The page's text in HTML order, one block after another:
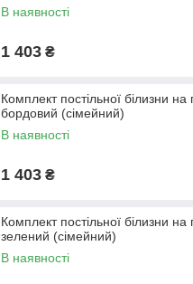
В наявності
1 403 ₴
Комплект постільної білизни на
бордовий (сімейний)
В наявності
1 403 ₴
Комплект постільної білизни на
зелений (сімейний)
В наявності